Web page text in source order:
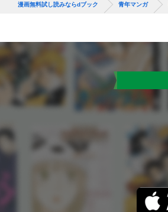
漫画無料試し読みならdブック 青年マンガ